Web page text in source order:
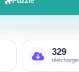
329